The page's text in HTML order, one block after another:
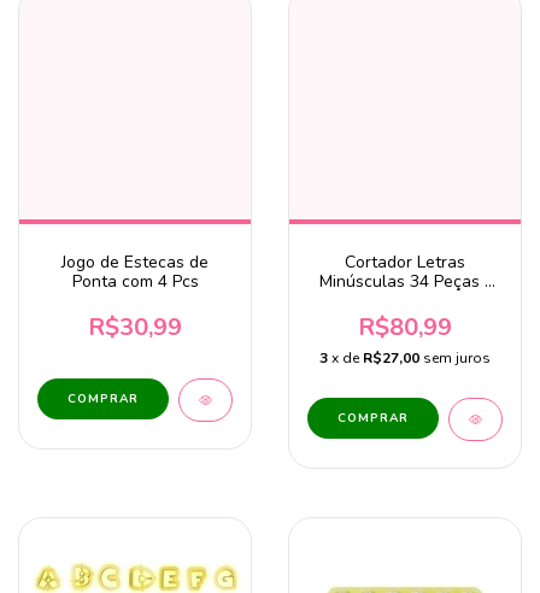
Jogo de Estecas de
Ponta com 4 Pcs
R$30,99
Cortador Letras
Minúsculas 34 Peças -
R$80,99
3x deR$27,00 sem juros